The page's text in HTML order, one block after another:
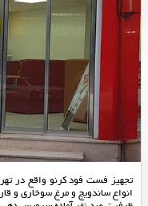
تجهیز فست فود کرنو واقع در
انواع ساندویچ و مرغ سوخاری و